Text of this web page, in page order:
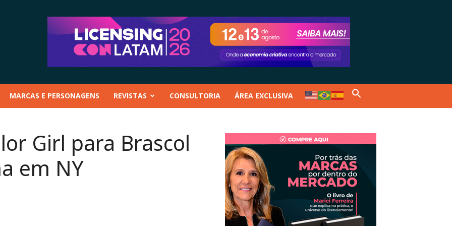
MARCAS E PERSONAGENS REVISTAS CONSULTORIA ÁREA EXCLUSIVA
Girl para Brascol
em NY